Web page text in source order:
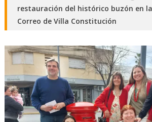
restauración del histórico buzón en
Correo de Villa Constitución